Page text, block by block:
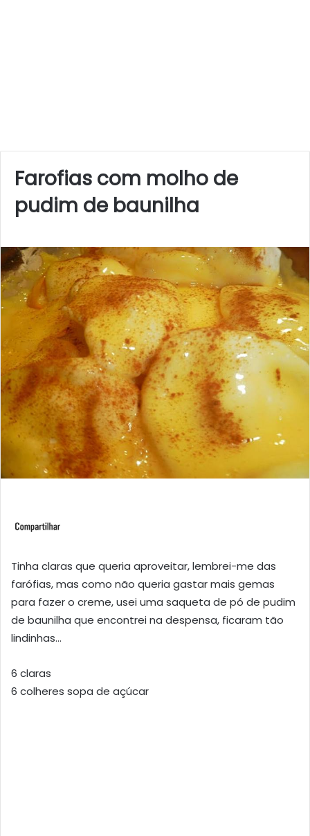
Farofias com molho de
pudim de baunilha
Tinha claras que queria aproveitar, lembrei-me das
farófias, mas como não queria gastar mais gemas
para fazer o creme, usei uma saqueta de pó de pudim
de baunilha que encontrei na despensa, ficaram tão
lindinhas…
6 claras
6 colheres sopa de açúcar